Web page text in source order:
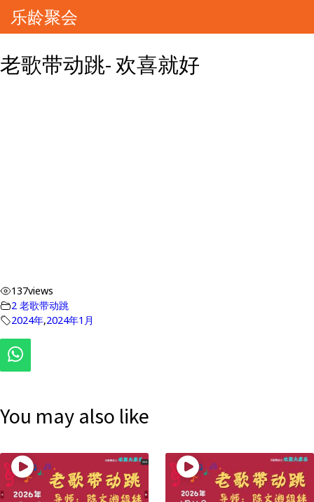
乐龄聚会
老歌带动跳- 欢喜就好
137views
2 老歌带动跳
2024年,2024年1月
You may also like